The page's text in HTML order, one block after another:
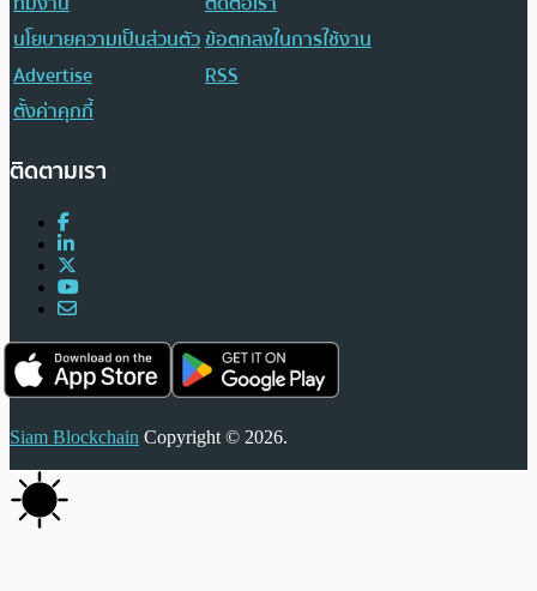
นโยบายความเป็นส่วนตัวข้อตกลงในการใช้งาน
Advertise
RSS
ตั้งค่าคุกกี้
ติดตามเรา
Siam Blockchain Copyright © 2026.